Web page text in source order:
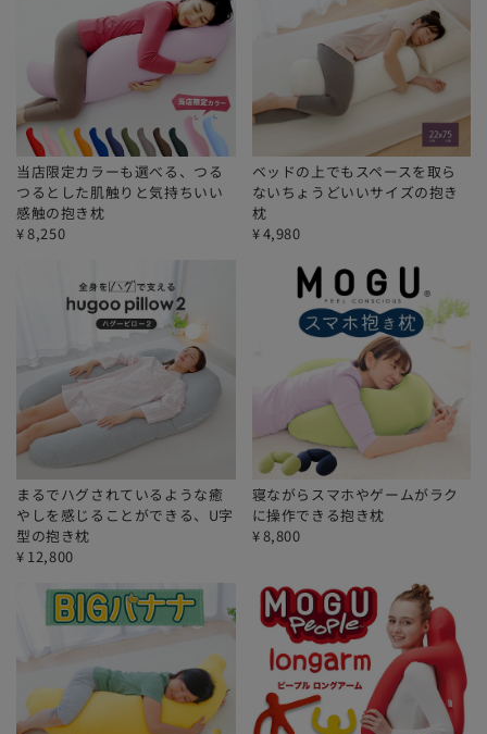
当店限定カラーも選べる、つる
つるとした肌触りと気持ちいい
感触の抱き枕
¥8,250
ベッドの上でもスペースを取ら
ないちょうどいいサイズの抱き
枕
¥4,980
まるでハグされているような癒
やしを感じることができる、U字
型の抱き枕
¥ 12,800
寝ながらスマホやゲームがラク
に操作できる抱き枕
¥8,800